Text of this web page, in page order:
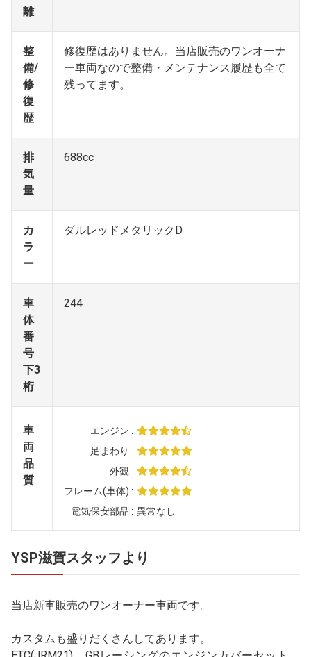
離
整
備/
修
復
歴
修復歴はありません。当店販売のワンオーナ
ー車両なので整備・メンテナンス履歴も全て
残ってます。
排
気
量
688cc
カ
ラ
ー
ダルレッドメタリックD
車
体
番
号
下3
桁
244
車
両
品
質
エンジン
足まわり
外観
フレーム(車体)
電気保安部品
異常なし
YSP滋賀スタッフより
当店新車販売のワンオーナー車両です。
カスタムも盛りだくさんしてあります。